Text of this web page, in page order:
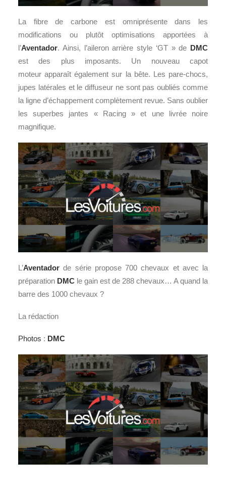
La fibre de carbone est omniprésente dans les
modifications ou plutôt optimisations apportées à
l’Aventador. Ainsi, l’aileron arrière style ‘GT » de DMC
est des plus imposants. Un nouveau capot
moteur apparaît également sur la bête. Les pare-chocs,
jupes latérales et le diffuseur ne sont pas oubliés comme
la ligne d’échappement complètement revue. Sans oublier
les superbes jantes « Racing » et une livrée noire
magnifique.
L’Aventador de série propose 700 chevaux et avec la
préparation DMC le gain est de 288 chevaux… A quand la
barre des 1000 chevaux ?
La rédaction
Photos : DMC